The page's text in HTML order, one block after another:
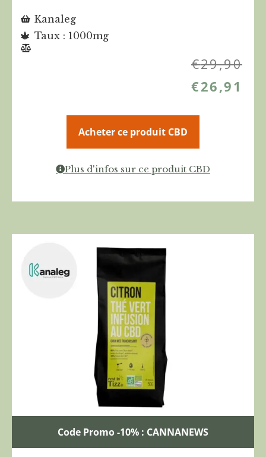
Kanaleg
Taux : 1000mg
€29,90
€26,91
Acheter ce produit CBD
Plus d'infos sur ce produit CBD
Code Promo -10% : CANNANEWS